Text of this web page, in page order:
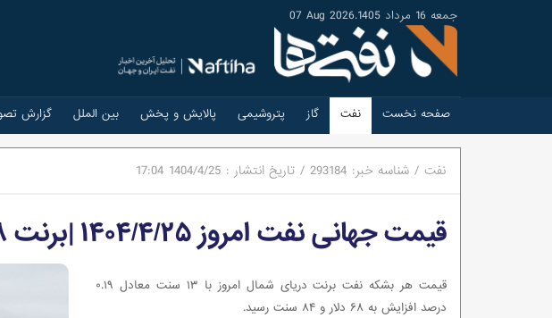
جمعه 16 مرداد 1405 .
07 Aug 2026
صفحه نخست نفت گاز پتروشیمی پالایش و پخش بین الملل گزارش
نفت / شناسه خبر: 293184
/ تاریخ انتشار : 1404/4/25
17:04
قیمت جهانی نفت امروز ۱۴۰۴/۴/۲۵ |برنت ۶۸ دلار و ۸۴ سنت شد
قیمت هر بشکه نفت برنت دریای شمال امروز با ۱۳ سنت معادل ۰.۱۹
درصد افزایش به ۶۸ دلار و ۸۴ سنت رسید.